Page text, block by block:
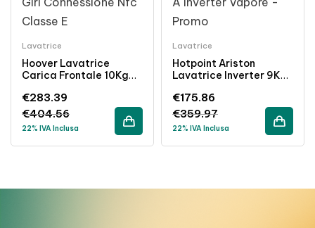
Lavatrice
Hoover Lavatrice
Carica Frontale 10Kg
Bianco
€404.56
€283.39
22% IVA Inclusa
Lavatrice
Hotpoint Ariston
Lavatrice Inverter 9Kg
Vapore Bianco
€359.97
€175.86
22% IVA Inclusa